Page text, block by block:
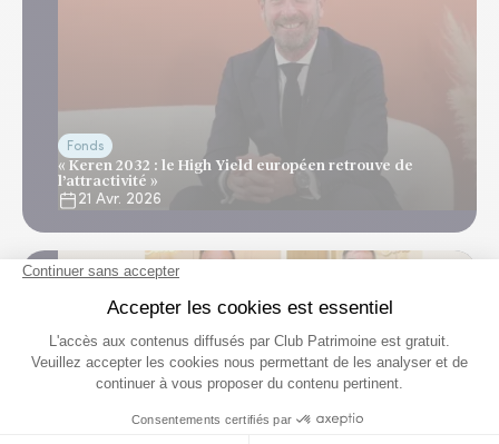
Fonds
« Keren 2032 : le High Yield européen retrouve de
l’attractivité »
21 Avr. 2026